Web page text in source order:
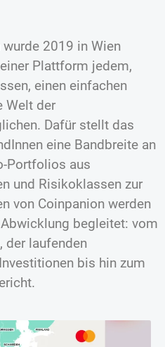
wurde 2019 in Wien
Plattform jedem,
einen einfachen
Welt der
Dafür stellt das
eine Bandbreite an
Portfolios aus
und Risikoklassen zur
von Coinpanion werden
begleitet: vom
der laufenden
bis hin zum